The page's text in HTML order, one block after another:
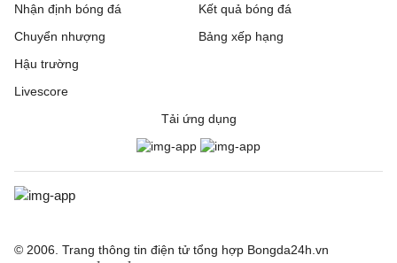
Nhận định bóng đá
Chuyển nhượng
Hậu trường
Livescore
Kết quả bóng đá
Bảng xếp hạng
Tải ứng dụng
© 2006. Trang thông tin điện tử tổng hợp Bongda24h.vn